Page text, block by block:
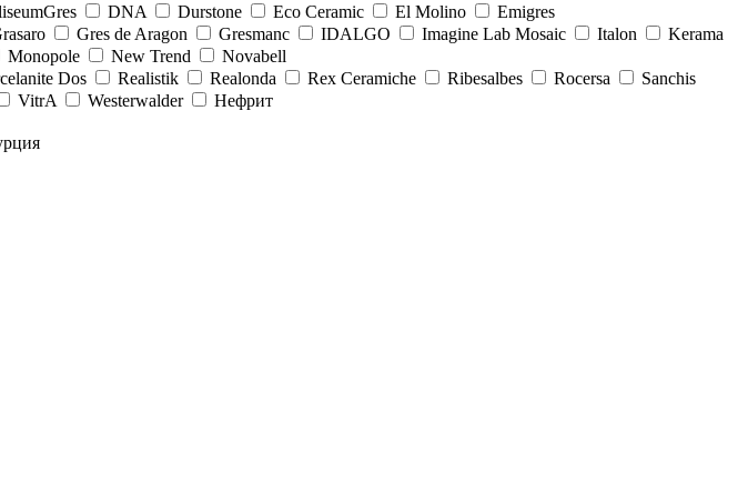
DNA Durstone Eco Ceramic El Molino
Emigres
Gres de Aragon Gresmanc IDALGO Imagine Lab Mosaic Italon
Kerama
Monopole New Trend
Novabell
Dos Realistik Realonda Rex Ceramiche Ribesalbes Rocersa
Sanchis
VitrA Westerwalder
Нефрит